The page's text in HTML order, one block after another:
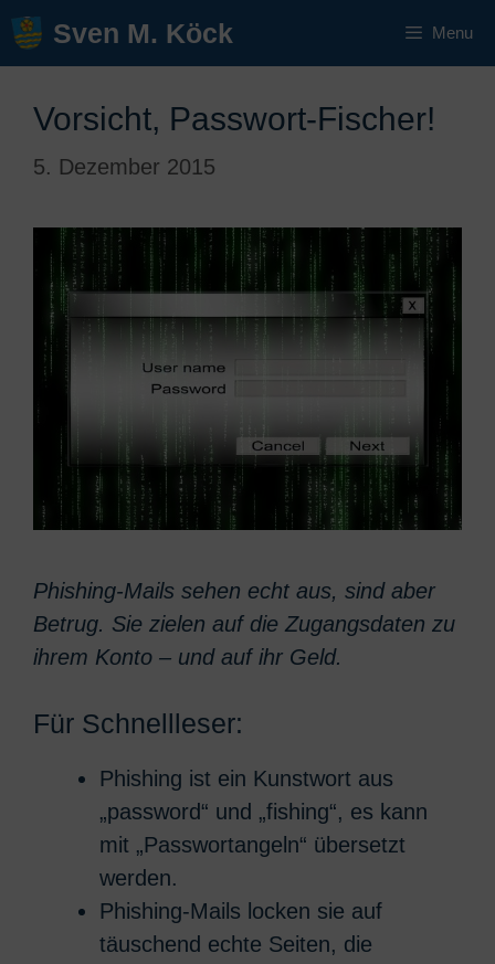
Zum
Inhalt Sven M. Köck Menu
Vorsicht, Passwort-Fischer!
5. Dezember 2015
Phishing-Mails sehen echt aus, sind aber
Betrug. Sie zielen auf die Zugangsdaten zu
ihrem Konto – und auf ihr Geld.
Für Schnellleser:
Phishing ist ein Kunstwort aus
„password“ und „fishing“, es kann
mit „Passwortangeln“ übersetzt
werden.
Phishing-Mails locken sie auf
täuschend echte Seiten, die